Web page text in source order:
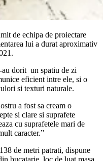
de echipa de proiectare
lui a durat aproximativ
dorit un spatiu de zi
eficient intre ele, si o
si texturi naturale.
a fost sa cream o
si clare si suprafete
cu suprafetele mari de
caracter.”
de metri patrati, dispune
bucatarie, loc de luat masa